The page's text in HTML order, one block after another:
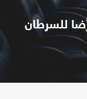
للسرطان